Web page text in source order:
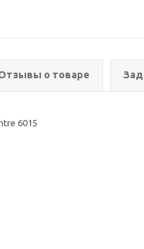
о товаре
6015